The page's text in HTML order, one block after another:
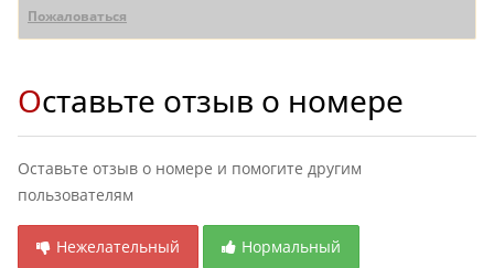
Пожаловаться
Оставьте отзыв о номере
Оставьте отзыв о номере и помогите другим
пользователям
Нежелательный Нормальный